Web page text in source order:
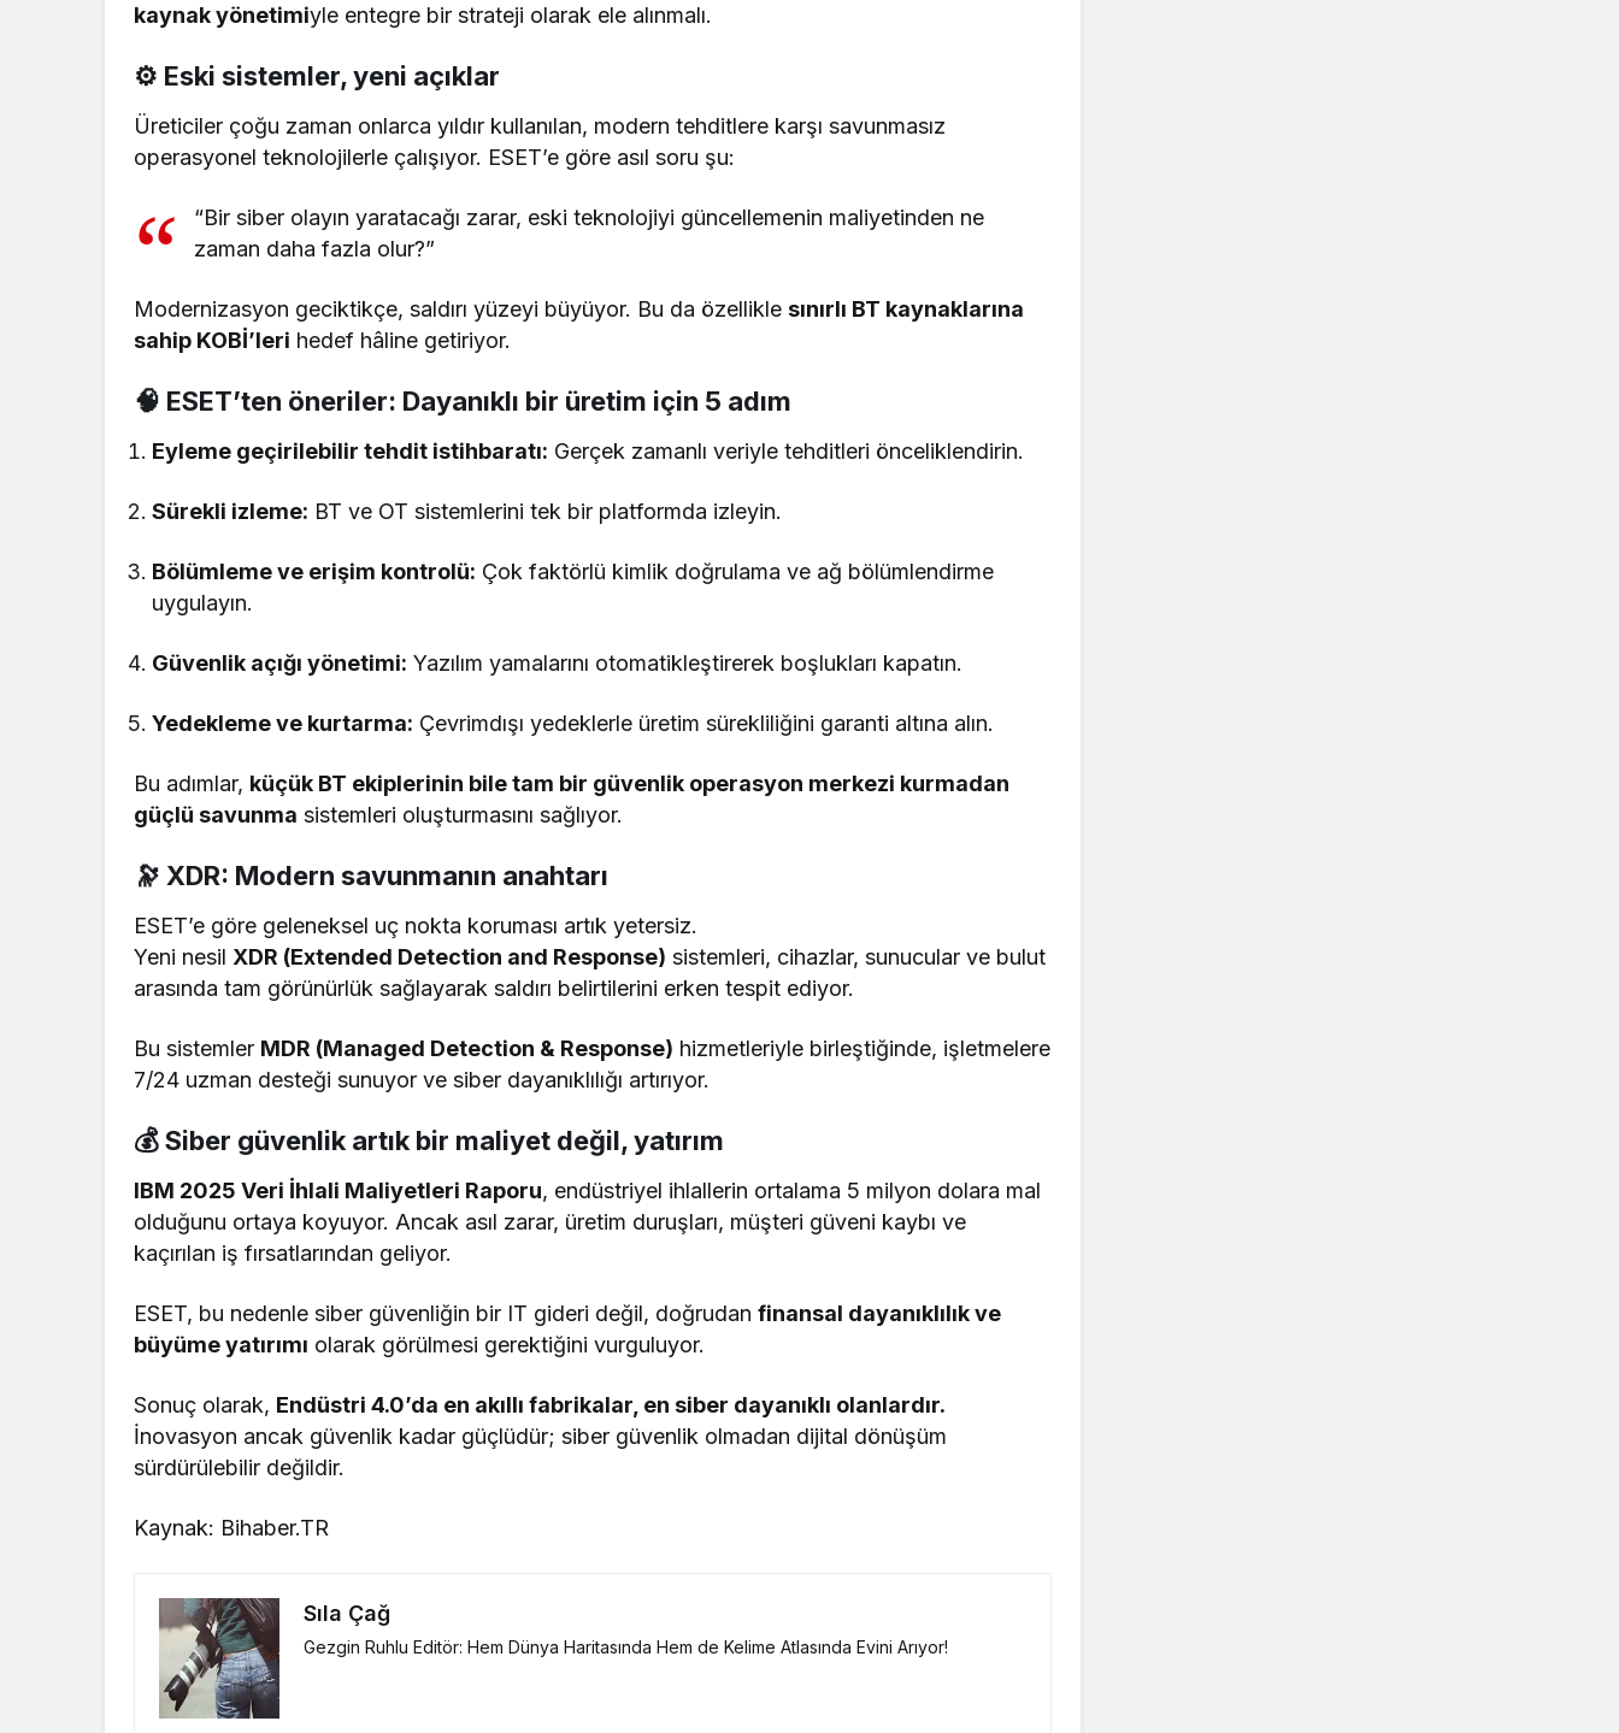
kaynak yönetimiyle entegre bir strateji olarak ele alınmalı.
⚙️ Eski sistemler, yeni açıklar
Üreticiler çoğu zaman onlarca yıldır kullanılan, modern tehditlere karşı savunmasız
operasyonel teknolojilerle çalışıyor. ESET’e göre asıl soru şu:
“Bir siber olayın yaratacağı zarar, eski teknolojiyi güncellemenin maliyetinden ne
zaman daha fazla olur?”
Modernizasyon geciktikçe, saldırı yüzeyi büyüyor. Bu da özelliklesınırlı BT kaynaklarına
sahip KOBİ’leri hedef hâline getiriyor.
🧠 ESET’ten öneriler: Dayanıklı bir üretim için 5 adım
Eyleme geçirilebilir tehdit istihbaratı: Gerçek zamanlı veriyle tehditleri önceliklendirin.
Sürekli izleme: BT ve OT sistemlerini tek bir platformda izleyin.
Bölümleme ve erişim kontrolü: Çok faktörlü kimlik doğrulama ve ağ bölümlendirme
uygulayın.
Güvenlik açığı yönetimi: Yazılım yamalarını otomatikleştirerek boşlukları kapatın.
Yedekleme ve kurtarma: Çevrimdışı yedeklerle üretim sürekliliğini garanti altına alın.
Bu adımlar, küçük BT ekiplerinin bile tam bir güvenlik operasyon merkezi kurmadan
güçlü savunma sistemleri oluşturmasını sağlıyor.
🔭 XDR: Modern savunmanın anahtarı
ESET’e göre geleneksel uç nokta koruması artık yetersiz.
Yeni nesil XDR (Extended Detection and Response) sistemleri, cihazlar, sunucular ve bulut
arasında tam görünürlük sağlayarak saldırı belirtilerini erken tespit ediyor.
Bu sistemler MDR (Managed Detection & Response) hizmetleriyle birleştiğinde, işletmelere
7/24 uzman desteği sunuyor ve siber dayanıklılığı artırıyor.
💰 Siber güvenlik artık bir maliyet değil, yatırım
IBM 2025 Veri İhlali Maliyetleri Raporu, endüstriyel ihlallerin ortalama 5 milyon dolara mal
olduğunu ortaya koyuyor. Ancak asıl zarar, üretim duruşları, müşteri güveni kaybı ve
kaçırılan iş fırsatlarından geliyor.
ESET, bu nedenle siber güvenliğin bir IT gideri değil, doğrudanfinansal dayanıklılık ve
büyüme yatırımı olarak görülmesi gerektiğini vurguluyor.
Sonuç olarak, Endüstri 4.0’da en akıllı fabrikalar, en siber dayanıklı olanlardır.
İnovasyon ancak güvenlik kadar güçlüdür; siber güvenlik olmadan dijital dönüşüm
sürdürülebilir değildir.
Kaynak: Bihaber.TR
Sıla Çağ
Gezgin Ruhlu Editör: Hem Dünya Haritasında Hem de Kelime Atlasında Evini Arıyor!